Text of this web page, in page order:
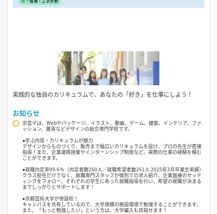
実践的な独自のカリキュラムで、あなたの「好き」を仕事にしよう！
お知らせ
京芸デは、Webやパッケージ、イラスト、動画、ゲーム、建築、インテリア、ファ
ッション、雑貨などデザインの総合専門学校です。
●学ぶ内容・カリキュラムが魅力
デザインからものづくり、販売まで幅広いカリキュラムを設け、プロの先生が直接
指導！また、企業連携授業やインターンシップ制度など、実際の仕事の経験を積む
ことができます。
●就職内定率99.6％（内定者数260人／就職希望者数261人 2025年3月卒業生実績）
クラス担任だけでなく、就職専門スタッフが個別での求人紹介、企業面接のセッテ
ィングをフォロー。それぞれの学生にあった就職指導を行い、希望の就職が決まる
までしっかりとサポートします！
●京都芸術大学が併設校！
キャンパスを共有しているので、大学規模の施設環境で勉強することができます。
また、「もっと勉強したい」という方は、大学編入も目指せます！